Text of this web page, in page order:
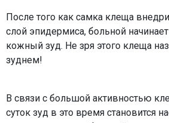
После того как самка клеща
слой эпидермиса, больной
кожный зуд. Не зря этого клеща
зуднем!
В связи с большой активностью
суток зуд в это время становится